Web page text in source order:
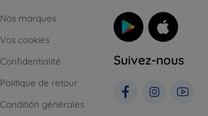
Nos marques
Vos cookies
Confidentialité
Politique de retour
Conditión générales
Suivez-nous